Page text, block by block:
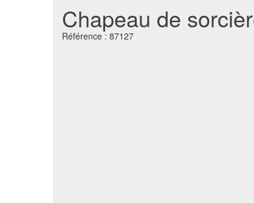
Chapeau de
Référence : 87127